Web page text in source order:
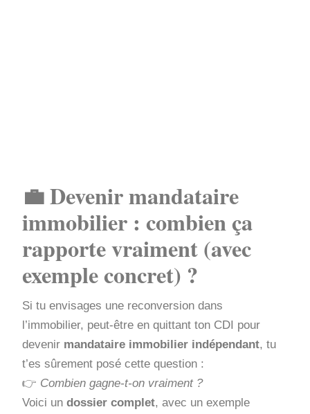
💼 Devenir mandataire
immobilier : combien ça
rapporte vraiment (avec
exemple concret) ?
Si tu envisages une reconversion dans
l’immobilier, peut-être en quittant ton CDI pour
devenir mandataire immobilier indépendant, tu
t’es sûrement posé cette question :
👉 Combien gagne-t-on vraiment ?
Voici undossier complet, avec un exemple